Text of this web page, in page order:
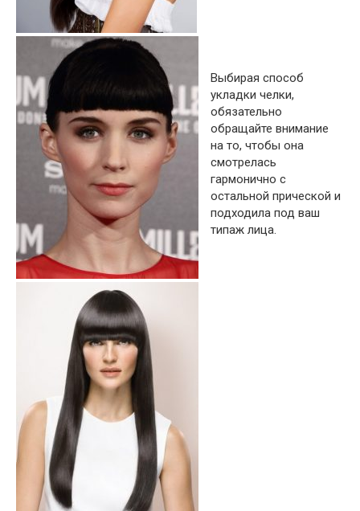
Выбирая способ
укладки челки,
обязательно
обращайте внимание
на то, чтобы она
смотрелась
гармонично с
остальной прической и
подходила под ваш
типаж лица.